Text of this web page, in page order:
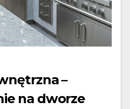
–
na dworze